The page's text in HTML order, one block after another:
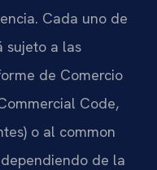
Cada uno de
sujeto a las
de Comercio
Code,
o al common
de la